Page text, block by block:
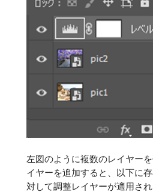
左図のように複数のレイヤー
イヤーを追加すると、以下に
対して調整レイヤーが適用され